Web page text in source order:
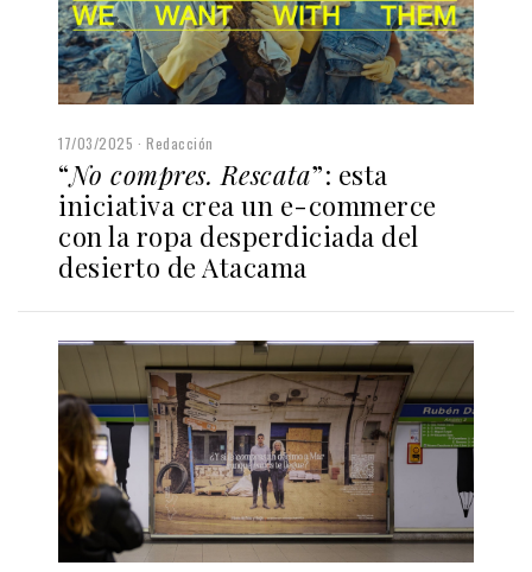
17/03/2025 Redacción
“No compres. Rescata”: esta
iniciativa crea un e-commerce
con la ropa desperdiciada del
desierto de Atacama